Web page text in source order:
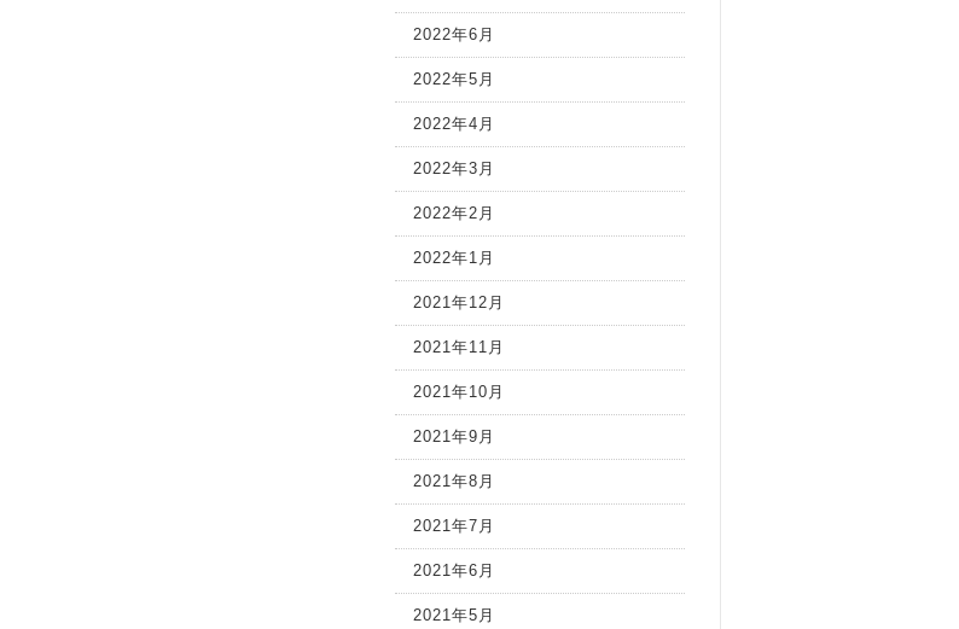
2022年6月
2022年5月
2022年4月
2022年3月
2022年2月
2022年1月
2021年12月
2021年11月
2021年10月
2021年9月
2021年8月
2021年7月
2021年6月
2021年5月